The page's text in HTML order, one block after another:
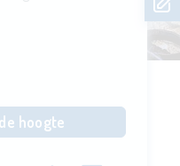
hoogte